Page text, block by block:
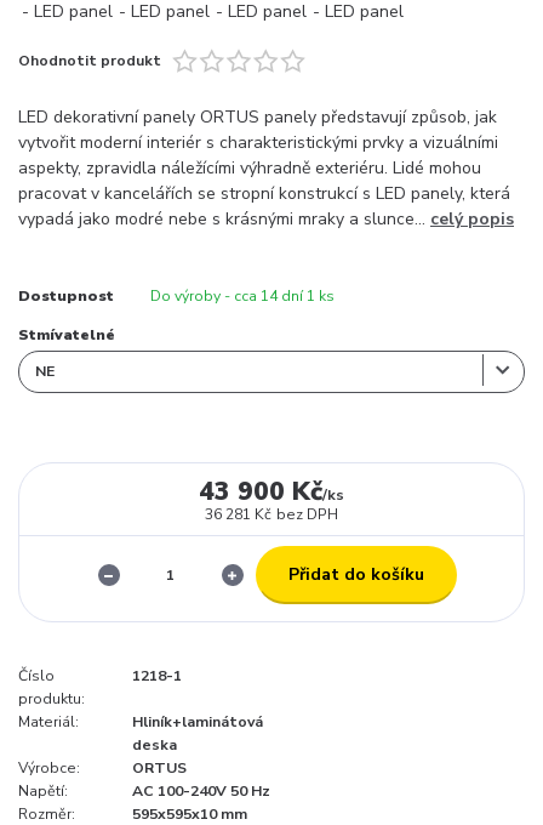
Ohodnotit produkt
LED dekorativní panely ORTUS panely představují způsob, jak
vytvořit moderní interiér s charakteristickými prvky a vizuálními
aspekty, zpravidla náležícími výhradně exteriéru. Lidé mohou
pracovat v kancelářích se stropní konstrukcí s LED panely, která
vypadá jako modré nebe s krásnými mraky a slunce... celý popis
Dostupnost Do výroby - cca 14 dní 1 ks
Stmívatelné
43 900 Kč/ks
36 281 Kč bez DPH
Přidat do košíku
Číslo
produktu:
1218-1
Materiál:
Hliník+laminátová
deska
Výrobce:
ORTUS
Napětí:
AC 100-240V 50 Hz
Rozměr:
595x595x10 mm